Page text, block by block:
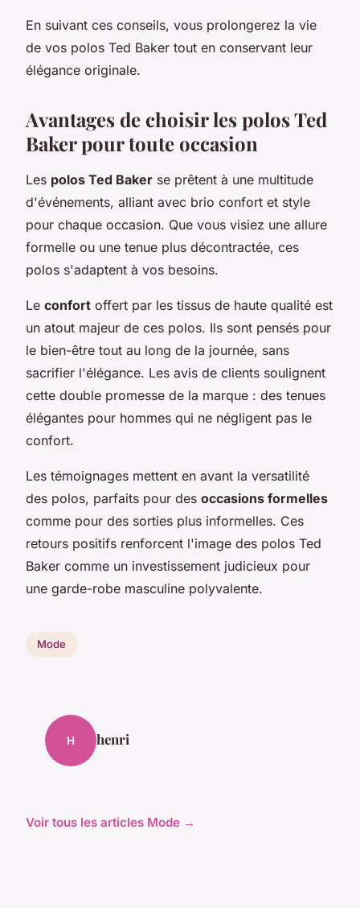
En suivant ces conseils, vous prolongerez la vie
de vos polos Ted Baker tout en conservant leur
élégance originale.
Avantages de choisir les polos Ted
Baker pour toute occasion
Les polos Ted Baker se prêtent à une multitude
d'événements, alliant avec brio confort et style
pour chaque occasion. Que vous visiez une allure
formelle ou une tenue plus décontractée, ces
polos s'adaptent à vos besoins.
Le confort offert par les tissus de haute qualité est
un atout majeur de ces polos. Ils sont pensés pour
le bien-être tout au long de la journée, sans
sacrifier l'élégance. Les avis de clients soulignent
cette double promesse de la marque : des tenues
élégantes pour hommes qui ne négligent pas le
confort.
Les témoignages mettent en avant la versatilité
des polos, parfaits pour des occasions formelles
comme pour des sorties plus informelles. Ces
retours positifs renforcent l'image des polos Ted
Baker comme un investissement judicieux pour
une garde-robe masculine polyvalente.
Mode
H henri
Voir tous les articles Mode →